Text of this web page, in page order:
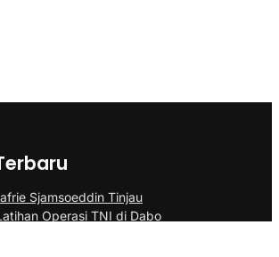
Sjamsoeddin Tinjau
Operasi TNI di Dabo